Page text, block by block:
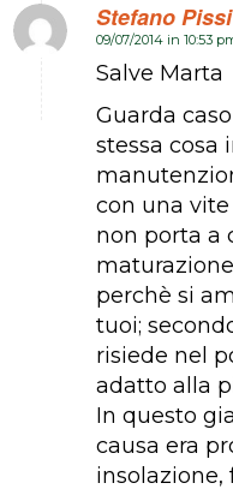
Stefano Pissi
dice:
09/07/2014 in 10:53
Salve Marta
Guarda
stessa cosa
con una
non porta a
perchè si
tuoi;
risiede nel
adatto alla
In questo
causa era
insolazione,